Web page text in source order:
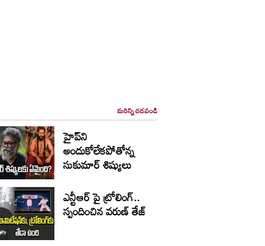
మరిన్ని చదవండి
హైప్‌ని
అందుకోలేకపోతోన్న
సుకుమార్ శిష్యులు
ఎన్టీఆర్ పై ట్రోలింగ్..
స్పందించిన వరుణ్ తేజ్